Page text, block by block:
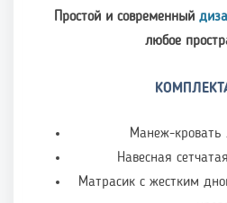
Простой и современный
любое
Манеж-кровать
Навесная
Матрасик с жестким